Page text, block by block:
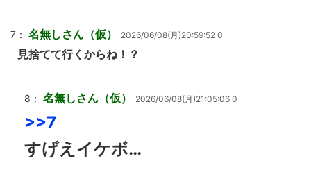
7： 名無しさん（仮） 2026/06/08(月)20:59:52 0
見捨てて行くからね！？
8： 名無しさん（仮） 2026/06/08(月)21:05:06 0
>>7
すげえイケボ…